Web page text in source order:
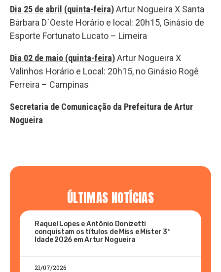
Dia 25 de abril (quinta-feira)Artur Nogueira X Santa
Bárbara D´Oeste Horário e local: 20h15, Ginásio de
Esporte Fortunato Lucato – Limeira
Dia 02 de maio (quinta-feira)Artur Nogueira X
Valinhos Horário e Local: 20h15, no Ginásio Rogê
Ferreira – Campinas
Secretaria de Comunicação da Prefeitura de Artur
Nogueira
ÚLTIMAS NOTÍCIAS
Raquel Lopes e Antônio Donizetti
conquistam os títulos de Miss e Mister 3ª
Idade 2026 em Artur Nogueira
21/07/2026